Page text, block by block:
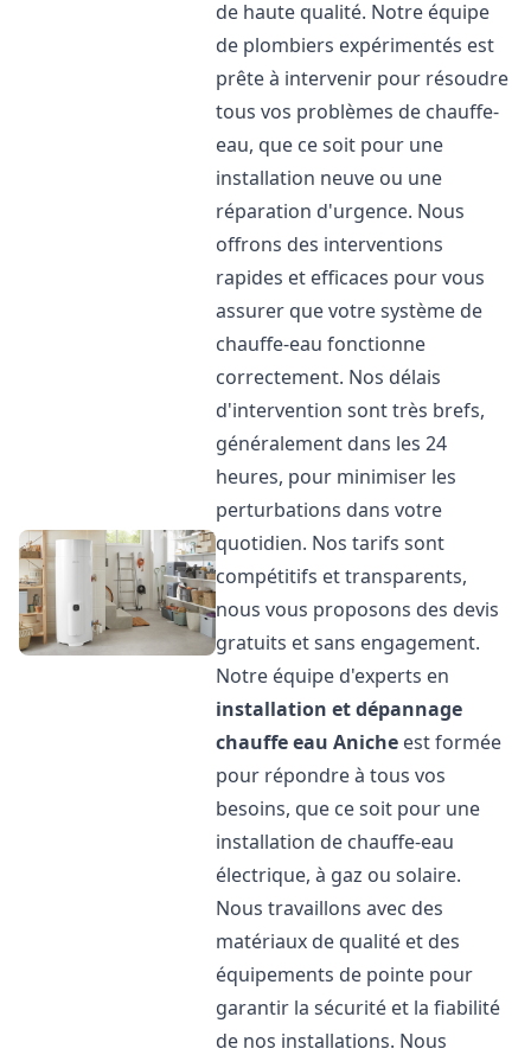
de haute qualité. Notre équipe
de plombiers expérimentés est
prête à intervenir pour résoudre
tous vos problèmes de chauffe-
eau, que ce soit pour une
installation neuve ou une
réparation d'urgence. Nous
offrons des interventions
rapides et efficaces pour vous
assurer que votre système de
chauffe-eau fonctionne
correctement. Nos délais
d'intervention sont très brefs,
généralement dans les 24
heures, pour minimiser les
perturbations dans votre
quotidien. Nos tarifs sont
compétitifs et transparents,
nous vous proposons des devis
gratuits et sans engagement.
Notre équipe d'experts en
installation et dépannage
chauffe eau Aniche est formée
pour répondre à tous vos
besoins, que ce soit pour une
installation de chauffe-eau
électrique, à gaz ou solaire.
Nous travaillons avec des
matériaux de qualité et des
équipements de pointe pour
garantir la sécurité et la fiabilité
de nos installations. Nous